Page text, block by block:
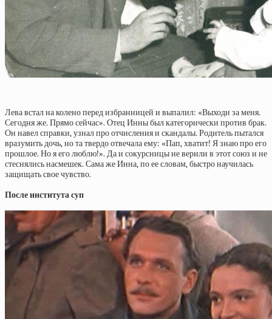
Лева встал на колено перед избранницей и выпалил: «Выходи за меня.
Сегодня же. Прямо сейчас». Отец Инны был категорически против брак.
Он навел справки, узнал про отчисления и скандалы. Родитель пытался
вразумить дочь, но та твердо отвечала ему: «Пап, хватит! Я знаю про его
прошлое. Но я его люблю!». Да и сокурсницы не верили в этот союз и не
стеснялись насмешек. Сама же Инна, по ее словам, быстро научилась
защищать свое чувство.
После института суп